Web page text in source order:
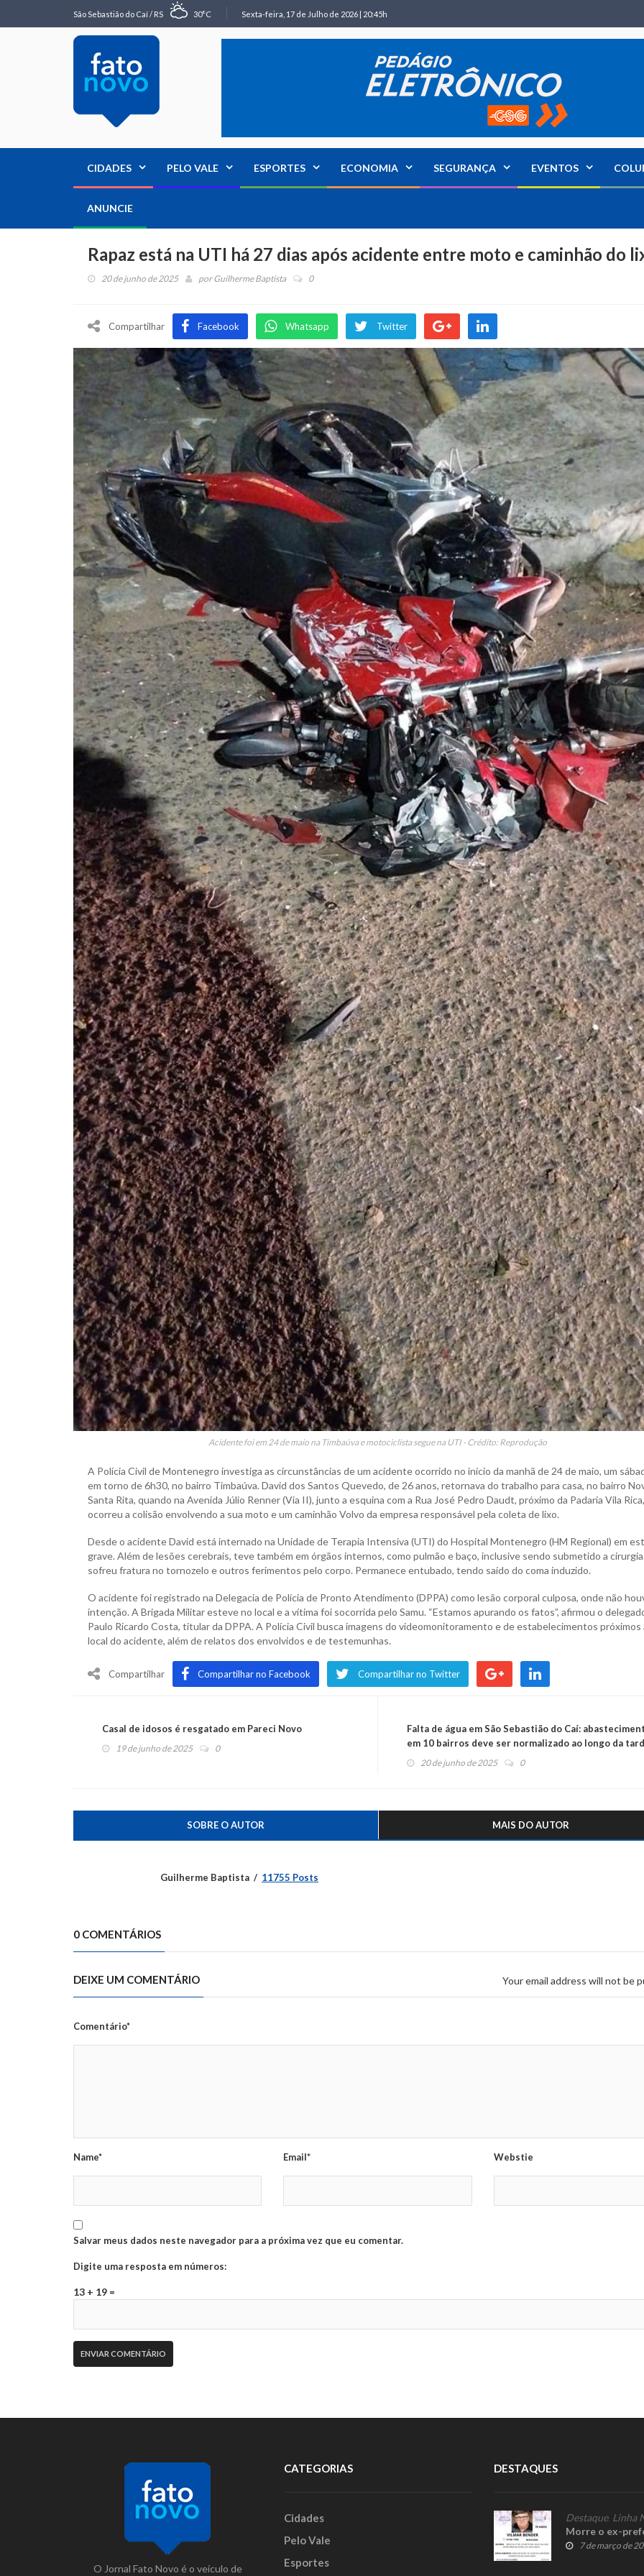
São Sebastião do Caí / RS 30°C Sexta-feira, 17 de Julho de 2026 | 20:45h
CIDADES PELO VALE ESPORTES ECONOMIA SEGURANÇA EVENTOS
ANUNCIE
Rapaz está na UTI há 27 dias após acidente entre moto e caminhão do
20 de junho de 2025 porGuilherme Baptista 0
Compartilhar Facebook Whatsapp Twitter
Acidente foi em 24 de maio na Timbaúva e motociclista segue na UTI - Crédito: Reprodução
A Polícia Civil de Montenegro investiga as circunstâncias de um acidente ocorrido no início da manhã de 24 de maio, um
em torno de 6h30, no bairro Timbaúva. David dos Santos Quevedo, de 26 anos, retornava do trabalho para casa, no bairro
Santa Rita, quando na Avenida Júlio Renner (Via II), junto a esquina com a Rua José Pedro Daudt, próximo da Padaria Vila Rica,
ocorreu a colisão envolvendo a sua moto e um caminhão Volvo da empresa responsável pela coleta de lixo.
Desde o acidente David está internado na Unidade de Terapia Intensiva (UTI) do Hospital Montenegro (HM Regional) em
grave. Além de lesões cerebrais, teve também em órgãos internos, como pulmão e baço, inclusive sendo submetido a
sofreu fratura no tornozelo e outros ferimentos pelo corpo. Permanece entubado, tendo saído do coma induzido.
O acidente foi registrado na Delegacia de Polícia de Pronto Atendimento (DPPA) como lesão corporal culposa, onde não
intenção. A Brigada Militar esteve no local e a vítima foi socorrida pelo Samu. “Estamos apurando os fatos”, afirmou o
Paulo Ricardo Costa, titular da DPPA. A Polícia Civil busca imagens do videomonitoramento e de estabelecimentos próximos
local do acidente, além de relatos dos envolvidos e de testemunhas.
Compartilhar Compartilhar no Facebook Compartilhar no Twitter
Casal de idosos é resgatado em Pareci Novo
19 de junho de 2025 0
Falta de água em São Sebastião do Caí:
em 10 bairros deve ser normalizado ao longo da
20 de junho de 2025 0
SOBRE O AUTOR MAIS DO AUTOR
Guilherme Baptista 11755 Posts
0 COMENTÁRIOS
DEIXE UM COMENTÁRIO Your email address will not be
Comentário*
Name* Email* Webstie
Salvar meus dados neste navegador para a próxima vez que eu comentar.
Digite uma resposta em números:
13 + 19 =
O Jornal Fato Novo é o veículo de
CATEGORIAS
Cidades
Pelo Vale
Esportes
DESTAQUES
Destaque, Linha
Morre o ex-
7 de março de